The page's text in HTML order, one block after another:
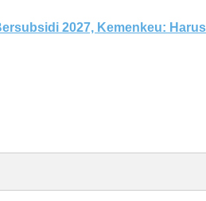
2027, Kemenkeu: Harus